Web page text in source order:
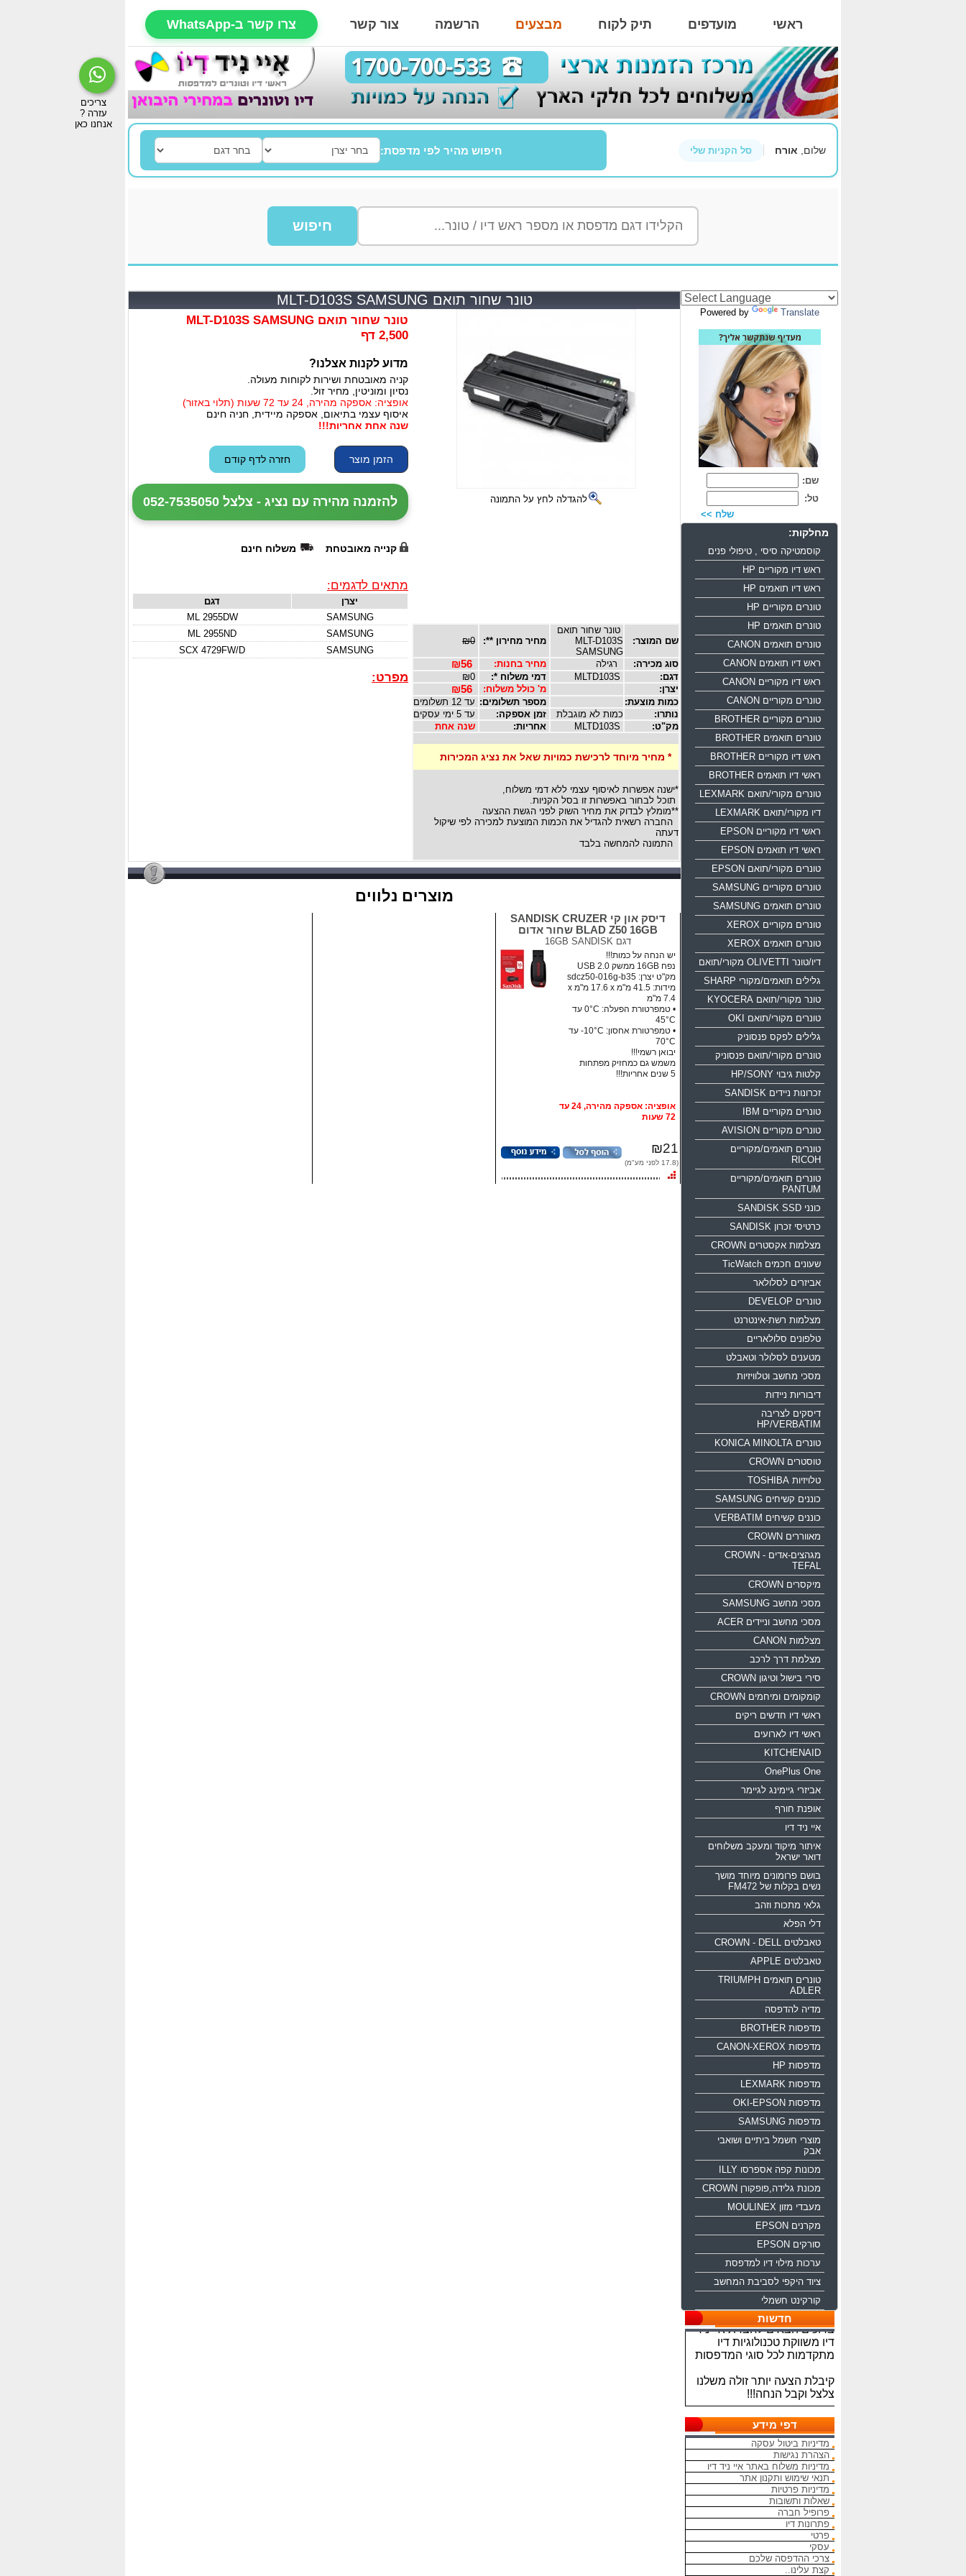
ראשי מועדפים תיק לקוח מבצעים הרשמה צור קשר צרו קשר ב-WhatsApp
שלום, אורח סל הקניות שלי חיפוש מהיר לפי מדפסת:
חיפוש
טונר שחור תואם MLT-D103S SAMSUNG
להגדלה לחץ על התמונה
שם המוצר:
טונר שחור תואם
MLT-D103S
SAMSUNG
מחיר מחירון **: ₪0
סוג מכירה: רגילה מחיר בחנות:
דגם: דמי משלוח *:
יצרן:
מ' כולל משלוח:
כמות מוצעת: מספר תשלומים: עד 12 תשלומים
נותרו:
כמות לא מוגבלת זמן אספקה:
עד 5 ימי עסקים
מק"ט:
אחריות: שנה אחת
* מחיר מיוחד לרכישת כמויות שאל את נציג המכירות
*ישנה אפשרות לאיסוף עצמי ללא דמי משלוח,
תוכל לבחור באפשרות זו בסל הקניות.
**מומלץ לבדוק את מחיר השוק לפני הגשת ההצעה
החברה רשאית להגדיל את הכמות המוצעת למכירה לפי שיקול
דעתה
התמונה להמחשה בלבד
טונר שחור תואם MLT-D103S SAMSUNG
2,500 דף
מדוע לקנות אצלנו?
קניה מאובטחת ושירות לקוחות מעולה.
נסיון ומוניטין, מחיר זול.
אופציה: אספקה מהירה, 24 עד 72 שעות (תלוי באזור)
איסוף עצמי בתיאום, אספקה מיידית, חניה חינם
שנה אחת אחריות!!!
להזמנה מהירה עם נציג - צלצל 052-7535050
קנייה מאובטחת משלוח חינם
מתאים לדגמים:
יצרן
דגם
SAMSUNG
ML 2955DW
SAMSUNG
ML 2955ND
SAMSUNG
SCX 4729FW/D
מפרט:
מוצרים נלווים
דיסק און קי SANDISK CRUZER
BLAD Z50 16GB שחור אדום
דגם 16GB SANDISK
יש הנחה על כמות!!!
נפח 16GB ממשק USB 2.0
מק"ט יצרן: sdcz50-016g-b35
מידות: ‏41.5 מ"מ x ‏17.6 מ"מ x
• טמפרטורת הפעלה: ‏0°C עד
45°C
• טמפרטורת אחסון:‏ 10°C- עד
70°C
יבואן רשמי!!!
משמש גם כמחזיק מפתחות
5 שנים אחריות!!!
אופציה: אספקה מהירה, 24 עד
72 שעות
₪21
(17.8 לפני מע"מ)
Powered by Translate
שם:
טל:
שלח >>
מחלקות:
קוסמטיקה סיסי , טיפולי פנים
ראש דיו מקוריים HP
ראש דיו תואמים HP
טונרים מקוריים HP
טונרים תואמים HP
טונרים תואמים CANON
ראש דיו תואמים CANON
ראש דיו מקוריים CANON
טונרים מקוריים CANON
טונרים מקוריים BROTHER
טונרים תואמים BROTHER
ראש דיו מקוריים BROTHER
ראשי דיו תואמים BROTHER
טונרים מקורי/תואם LEXMARK
דיו מקורי/תואם LEXMARK
ראשי דיו מקוריים EPSON
ראשי דיו תואמים EPSON
טונרים מקורי/תואם EPSON
טונרים מקוריים SAMSUNG
טונרים תואמים SAMSUNG
טונרים מקוריים XEROX
טונרים תואמים XEROX
דיו/טונר OLIVETTI מקורי/תואם
גלילים תואמים/מקורי SHARP
טונר מקורי/תואם KYOCERA
טונרים מקורי/תואם OKI
גלילים לפקס פנסוניק
טונרים מקורי/תואם פנסוניק
קלטות גיבוי HP/SONY
זכרונות ניידים SANDISK
טונרים מקוריים IBM
טונרים מקוריים AVISION
טונרים תואמים/מקוריים
RICOH
טונרים תואמים/מקוריים
PANTUM
כונני SANDISK SSD
כרטיסי זכרון SANDISK
מצלמות אקסטרים CROWN
שעונים חכמים TicWatch
אביזרים לסלולאר
טונרים DEVELOP
מצלמות רשת-אינטרנט
טלפונים סלולאריים
מטענים לסלולר וטאבלט
מסכי מחשב וטלוויזיות
דיבוריות ניידות
דיסקים לצריבה
HP/VERBATIM
טונרים KONICA MINOLTA
טוסטרים CROWN
טלויזיות TOSHIBA
כוננים קשיחים SAMSUNG
כוננים קשיחים VERBATIM
מאווררים CROWN
מגהצים-אדים CROWN -
TEFAL
מיקסרים CROWN
מסכי מחשב SAMSUNG
מסכי מחשב וניידים ACER
מצלמות CANON
מצלמת דרך לרכב
סירי בישול וטיגון CROWN
קומקומים ומיחמים CROWN
ראשי דיו חדשים ריקים
ראשי דיו לארועים
KITCHENAID
OnePlus One
אביזרי גיימינג לגיימר
אופנת חורף
איי ניד דיו
איתור מיקוד ומעקב משלוחים
דואר ישראל
בושם פרומונים מיוחד מושך
נשים בקלות של FM472
גלאי מתכות וזהב
דלי הפלא
טאבלטים CROWN - DELL
טאבלטים APPLE
טונרים תואמים TRIUMPH
ADLER
מדיה להדפסה
מדפסות BROTHER
מדפסות CANON-XEROX
מדפסות HP
מדפסות LEXMARK
מדפסות OKI-EPSON
מדפסות SAMSUNG
מוצרי חשמל ביתיים ושואבי
אבק
מכונות קפה אספרסו ILLY
מכונת גלידה,פופקורן CROWN
מעבדי מזון MOULINEX
מקרנים EPSON
סורקים EPSON
ערכות מילוי דיו למדפסת
ציוד היקפי לסביבת המחשב
קורקינט חשמלי
חדשות
ברוכים הבאים לחברת איי ניד
דיו משווקת טכנולוגיות דיו
מתקדמות לכל סוגי המדפסות
צלצל וקבל הנחה!!!
מתחייבים להיות הכי זולים
בארץ בראשי הדיו והטונרים
התואמים, יש אפשרות למשלוח
מהיום להיום
המחירים באתר אינם סופיים,יש
הנחה על קניה כמותית פרטים
במרכז ההזמנות
מאמינים אך ורק ביחס אישי
הוגן ובהקשבה
ללקוחות.בזכותכם הצלחתנו
דפי מידע
מדיניות ביטול עסקה
הצהרת נגישות
מדיניות משלוח באתר איי ניד דיו
תנאי שימוש ותקנון אתר
מדיניות פרטיות
שאלות ותשובות
פרופיל חברה
פתרונות דיו
פרטי
עסקי
צרכי ההדפסה שלכם
קצת עלינו..